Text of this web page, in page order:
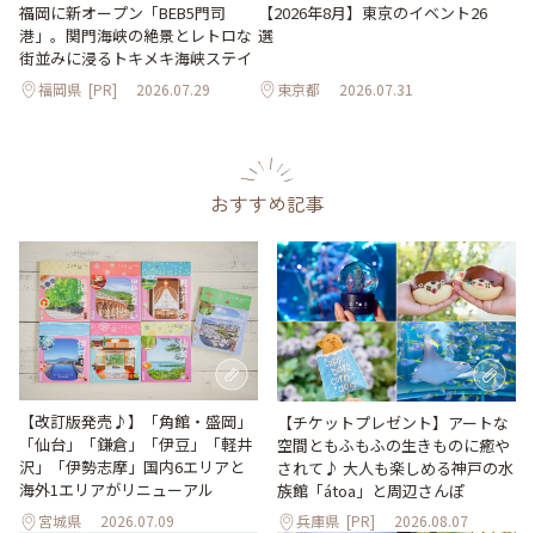
福岡に新オープン「BEB5門司
港」。関門海峡の絶景とレトロな
街並みに浸るトキメキ海峡ステイ
福岡県 [PR] 2026.07.29
【2026年8月】東京のイベント26
選
東京都 2026.07.31
おすすめ記事
【改訂版発売♪】「角館・盛岡」
「仙台」「鎌倉」「伊豆」「軽井
沢」「伊勢志摩」国内6エリアと
海外1エリアがリニューアル
宮城県 2026.07.09
【チケットプレゼント】アートな
空間ともふもふの生きものに癒や
されて♪ 大人も楽しめる神戸の水
族館「átoa」と周辺さんぽ
兵庫県 [PR] 2026.08.07